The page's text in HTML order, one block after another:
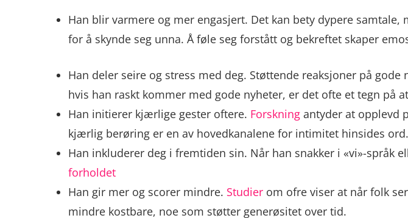
Han blir varmere og mer engasjert. Det kan bety dypere
for å skynde seg unna. Å føle seg forstått og bekreftet skaper
Han deler seire og stress med deg. Støttende reaksjoner på
hvis han raskt kommer med gode nyheter, er det ofte et tegn på
Han initierer kjærlige gester oftere. Forskning antyder at opplevd
kjærlig berøring er en av hovedkanalene for intimitet hinsides ord.
Han inkluderer deg i fremtiden sin. Når han snakker i «vi»-språk
forholdet
Han gir mer og scorer mindre. Studier om ofre viser at når folk
mindre kostbare, noe som støtter generøsitet over tid.